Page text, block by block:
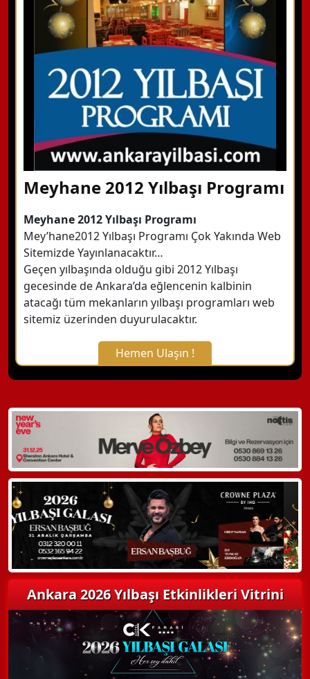
Meyhane 2012 Yılbaşı Programı
Meyhane 2012 Yılbaşı Programı
Mey’hane2012 Yılbaşı Programı Çok Yakında Web
Sitemizde Yayınlanacaktır…
Geçen yılbaşında olduğu gibi 2012 Yılbaşı
gecesinde de Ankara’da eğlencenin kalbinin
atacağı tüm mekanların yılbaşı programları web
sitemiz üzerinden duyurulacaktır.
Hemen Ulaşın !
X Kapat
WhatsApp ile Bilgi Alın
Hemen Arayın
Detaylı Bilgi Alın
Ankara 2026 Yılbaşı Etkinlikleri Vitrini